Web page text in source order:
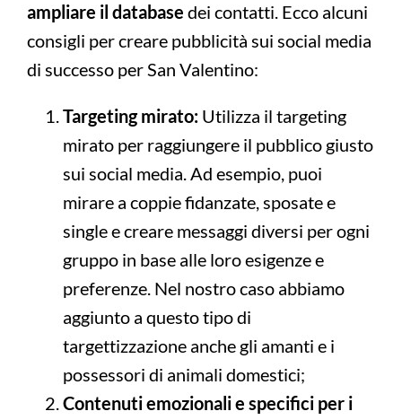
ampliare il database dei contatti. Ecco alcuni
consigli per creare pubblicità sui social media
di successo per San Valentino:
Targeting mirato:Utilizza il targeting
mirato per raggiungere il pubblico giusto
sui social media. Ad esempio, puoi
mirare a coppie fidanzate, sposate e
single e creare messaggi diversi per ogni
gruppo in base alle loro esigenze e
preferenze. Nel nostro caso abbiamo
aggiunto a questo tipo di
targettizzazione anche gli amanti e i
possessori di animali domestici;
Contenuti emozionali e specifici per i